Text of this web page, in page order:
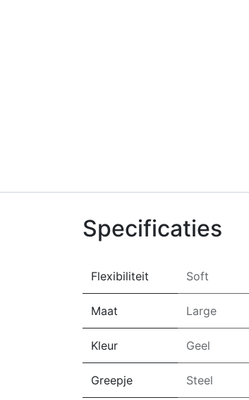
Specificaties
Flexibiliteit Soft
Maat Large
Kleur Geel
Greepje Steel